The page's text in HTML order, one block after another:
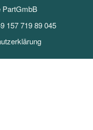
PartGmbB
157 719 89 045